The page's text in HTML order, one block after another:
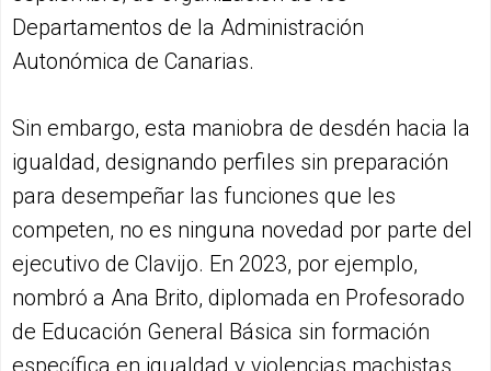
Departamentos de la Administración
Autonómica de Canarias.
Sin embargo, esta maniobra de desdén hacia la
igualdad, designando perfiles sin preparación
para desempeñar las funciones que les
competen, no es ninguna novedad por parte del
ejecutivo de Clavijo. En 2023, por ejemplo,
nombró a Ana Brito, diplomada en Profesorado
de Educación General Básica sin formación
específica en igualdad y violencias machistas,